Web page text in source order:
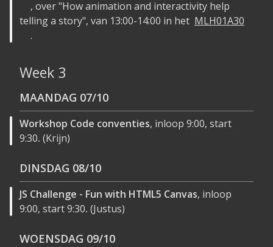
, over "How animation and interactivity help
telling a story", van 13:00-14:00 in het MLH01A30
.
Week 3
MAANDAG 07/10
Workshop Code conventies, inloop 9:00, start
9:30. (Krijn)
DINSDAG 08/10
JS Challenge - Fun with HTML5 Canvas, inloop
9:00, start 9:30. (Justus)
WOENSDAG 09/10